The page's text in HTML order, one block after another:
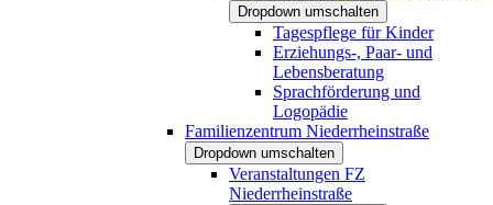
Dropdown umschalten
Tagespflege für Kinder
Erziehungs-, Paar- und
Lebensberatung
Sprachförderung und
Logopädie
Familienzentrum Niederrheinstraße
Dropdown umschalten
Veranstaltungen FZ
Niederrheinstraße